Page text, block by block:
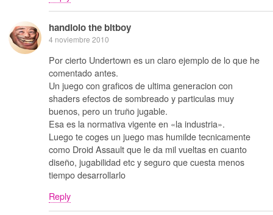
handlolo the bitboy
4 noviembre 2010
Por cierto Undertown es un claro ejemplo de lo que he
comentado antes.
Un juego con graficos de ultima generacion con
shaders efectos de sombreado y particulas muy
buenos, pero un truño jugable.
Esa es la normativa vigente en «la industria».
Luego te coges un juego mas humilde tecnicamente
como Droid Assault que le da mil vueltas en cuanto
diseño, jugabilidad etc y seguro que cuesta menos
tiempo desarrollarlo
Reply